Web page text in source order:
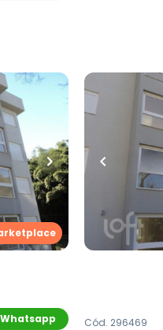
•
,Novo
Whatsapp
R$
Santos
Rua Santos
Hamburgo
Cód. 296469